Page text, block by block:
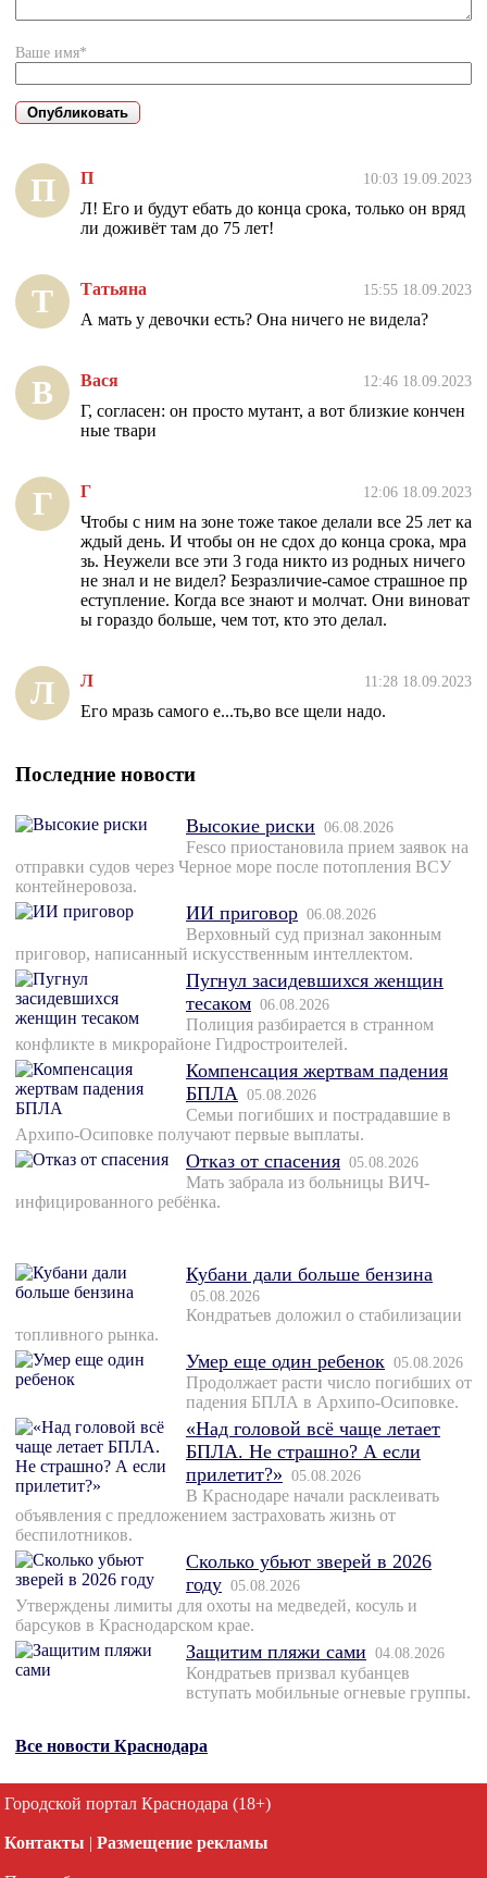
Ваше имя*
П П 10:03 19.09.2023
Л! Его и будут ебать до конца срока, только он вряд
ли доживёт там до 75 лет!
Т Татьяна 15:55 18.09.2023
А мать у девочки есть? Она ничего не видела?
В Вася 12:46 18.09.2023
Г, согласен: он просто мутант, а вот близкие кончен
ные твари
Г Г 12:06 18.09.2023
Чтобы с ним на зоне тоже такое делали все 25 лет ка
ждый день. И чтобы он не сдох до конца срока, мра
зь. Неужели все эти 3 года никто из родных ничего
не знал и не видел? Безразличие-самое страшное пр
еступление. Когда все знают и молчат. Они виноват
ы гораздо больше, чем тот, кто это делал.
Л Л 11:28 18.09.2023
Его мразь самого е...ть,во все щели надо.
Последние новости
Высокие риски 06.08.2026
Fesco приостановила прием заявок на
отправки судов через Черное море после потопления ВСУ
контейнеровоза.
ИИ приговор 06.08.2026
Верховный суд признал законным
приговор, написанный искусственным интеллектом.
Пугнул засидевшихся женщин
тесаком 06.08.2026
Полиция разбирается в странном
конфликте в микрорайоне Гидростроителей.
Компенсация жертвам падения
БПЛА 05.08.2026
Семьи погибших и пострадавшие в
Архипо-Осиповке получают первые выплаты.
Отказ от спасения 05.08.2026
Мать забрала из больницы ВИЧ-
инфицированного ребёнка.
Кубани дали больше бензина
05.08.2026
Кондратьев доложил о стабилизации
топливного рынка.
Умер еще один ребенок 05.08.2026
Продолжает расти число погибших от
падения БПЛА в Архипо-Осиповке.
«Над головой всё чаще летает
БПЛА. Не страшно? А если
прилетит?» 05.08.2026
В Краснодаре начали расклеивать
объявления с предложением застраховать жизнь от
беспилотников.
Сколько убьют зверей в 2026
году 05.08.2026
Утверждены лимиты для охоты на медведей, косуль и
барсуков в Краснодарском крае.
Защитим пляжи сами 04.08.2026
Кондратьев призвал кубанцев
вступать мобильные огневые группы.
Все новости Краснодара
Городской портал Краснодара (18+)
Контакты | Размещение рекламы